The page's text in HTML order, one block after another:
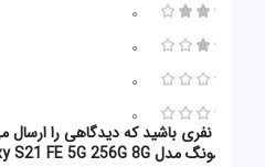
0
0
0
0
اولین نفری باشید که دیدگاهی را
سامسونگ مدل Galaxy S21 FE 5G 256G 8G”